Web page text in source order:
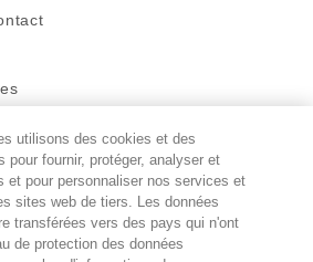
migros user/
Instagram
utilisons des cookies et des
pour fournir, protéger, analyser et
et pour personnaliser nos services et
sites web de tiers. Les données
transférées vers des pays qui n'ont
de protection des données